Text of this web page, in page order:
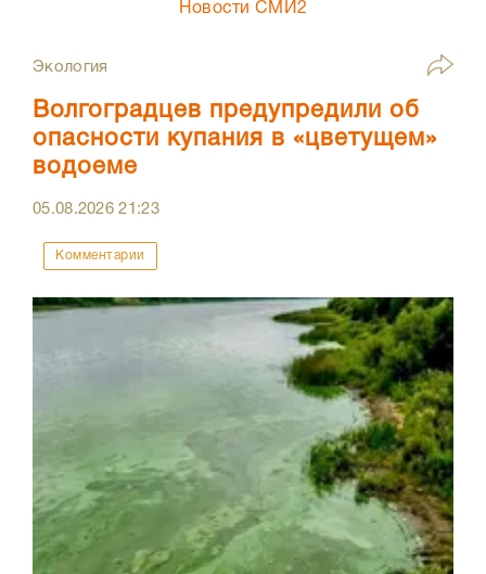
Новости СМИ2
Экология
Волгоградцев предупредили об
опасности купания в «цветущем»
водоеме
05.08.202621:23
Комментарии